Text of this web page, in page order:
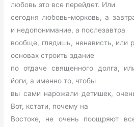
любовь это все перейдет. Или
сегодня любовь-морковь, а
и недопонимание, а послезавтра
вообще, глядишь, ненависть, или
основах строить здание
по отдаче священного долга,
йоги, а именно то, чтобы
вы сами нарожали детишек,
Вот, кстати, почему на
Востоке, не очень поощряют